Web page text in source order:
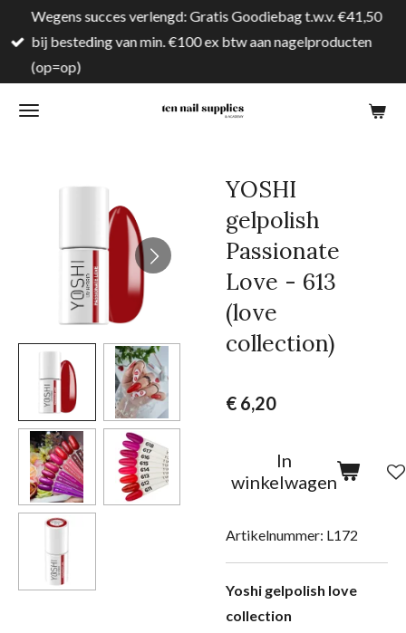
direct
naar
hoofdinhoud
Wegens succes verlengd: Gratis Goodiebag t.w.v. €41,50
bij besteding van min. €100 ex btw aan nagelproducten
(op=op)
YOSHI
gelpolish
Passionate
Love - 613
(love
collection)
€ 6,20
In
winkelwagen
Artikelnummer: L172
Yoshi gelpolish love
collection